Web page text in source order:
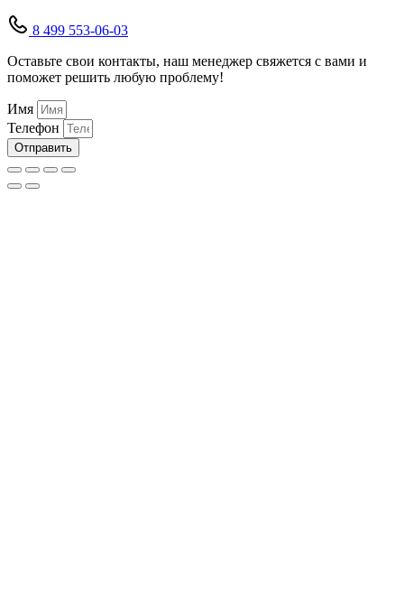
8 499 553-06-03
Оставьте свои контакты, наш менеджер свяжется с вами и
поможет решить любую проблему!
Имя
Телефон
Отправить